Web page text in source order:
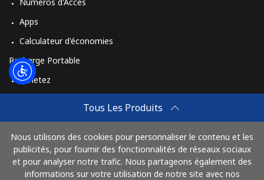
Tous Les Produits
Nous utilisons des cookies pour personnaliser le contenu et les
publicités, pour fournir des fonctionnalités de réseaux sociaux
et pour analyser notre trafic. Nous partageons également des
informations sur votre utilisation de notre site avec nos
Apps
Calculateur d'économies
Recharge Portable
Achetez
Achetez
Mode de fonctionnement